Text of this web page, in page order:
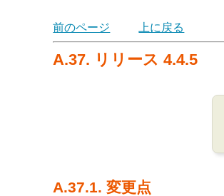
前のページ
上に戻る
A.37. リリース 4.4.5
A.37.1. 変更点